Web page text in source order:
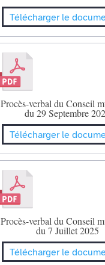
Télécharger le
Procès-verbal du Conseil
du 29 Septembre
Télécharger le
Procès-verbal du Conseil
du 7 Juillet 2025
Télécharger le